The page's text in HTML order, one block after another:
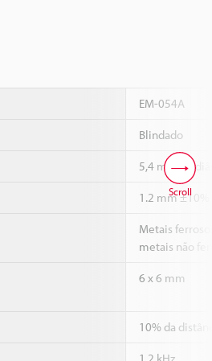
EM-054A
Blindado
5,4 mm de
1.2 mm ±10%
Metais
metais não
6 x 6 mm
10% da
1.2 kHz
Scroll